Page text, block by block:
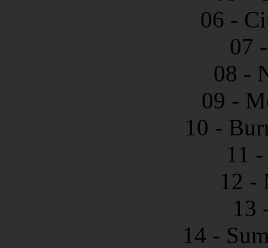
06 -
07
08 -
09 -
10 -
11
12 -
13
14 -